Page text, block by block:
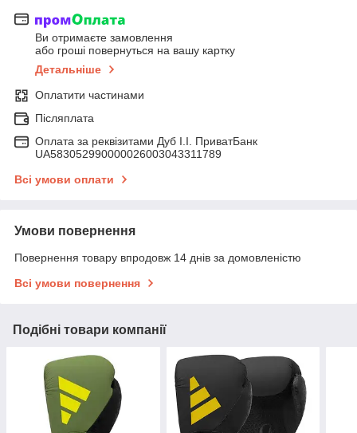
Ви отримаєте замовлення
або гроші повернуться на вашу картку
Детальніше
Оплатити частинами
Післяплата
Оплата за реквізитами Дуб І.І. ПриватБанк
UA583052990000026003043311789
Всі умови оплати
Умови повернення
Повернення товару впродовж 14 днів за домовленістю
Всі умови повернення
Подібні товари компанії